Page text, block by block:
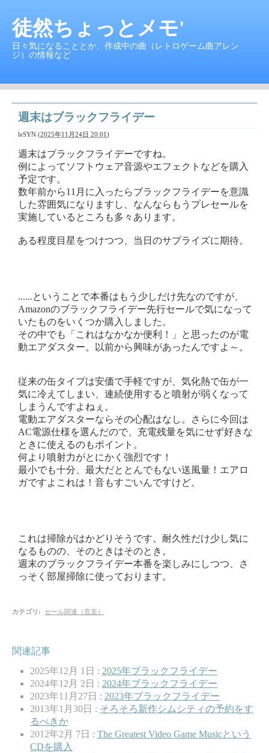
徒然ちょっとメモ'
日々気になることとか、作成中の曲（レトロゲーム曲アレン
ジ）の情報など
週末はブラックフライデー
leSYN (2025年11月24日 20:01)
週末はブラックフライデーですね。
例によってソフトウェア音源やエフェクトなどを購入
予定です。
数年前から11月に入ったらブラックフライデーを意識
した雰囲気になりますし、なんならもうプレセールを
実施しているところも多々あります。
ある程度目星をつけつつ、当日のサプライズに期待。
......ということで本番はもう少しだけ先なのですが、
Amazonのブラックフライデー先行セールで気になって
いたものをいくつか購入しました。
その中でも「これはなかなか便利！」と思ったのが電
動エアダスター。以前から興味があったんですよ～。
従来の缶タイプは安価で手軽ですが、気化熱で缶が一
気に冷えてしまい、連続使用すると噴射が弱くなって
しまうんですよねぇ。
電動エアダスターならその心配はなし。さらに今回は
AC電源仕様を選んだので、充電残量を気にせず好きな
ときに使えるのもポイント。
何より噴射力がとにかく強烈です！
最小でも十分、最大だととんでもない送風量！エアロ
ガですよこれは！音もすごいんですけど。
これは掃除がはかどりそうです。耐久性だけ少し気に
なるものの、そのときはそのとき。
週末のブラックフライデー本番を楽しみにしつつ、さ
っそく部屋掃除に使っております。
カテゴリ : セール関連（音楽）
関連記事
2025年12月 1日 : 2025年ブラックフライデー
2024年12月 2日 : 2024年ブラックフライデー
2023年11月27日 : 2023年ブラックフライデー
2013年1月30日 : そろそろ新作シムシティの予約をす
るべきか
2012年2月 7日 : The Greatest Video Game Musicという
CDを購入